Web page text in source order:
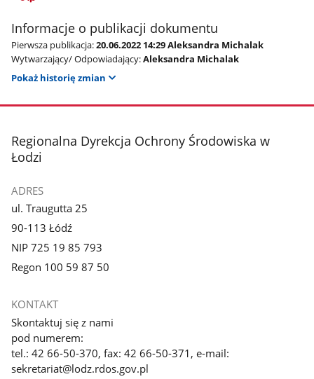
Informacje o publikacji dokumentu
Pierwsza publikacja:20.06.2022 14:29 Aleksandra Michalak
Wytwarzający/ Odpowiadający:Aleksandra Michalak
Pokaż historię zmian
stopka
Regionalna Dyrekcja Ochrony Środowiska w
Łodzi
ADRES
ul. Traugutta 25
90-113 Łódź
NIP 725 19 85 793
Regon 100 59 87 50
KONTAKT
Skontaktuj się z nami
pod numerem:
tel.: 42 66-50-370, fax: 42 66-50-371, e-mail:
sekretariat@lodz.rdos.gov.pl